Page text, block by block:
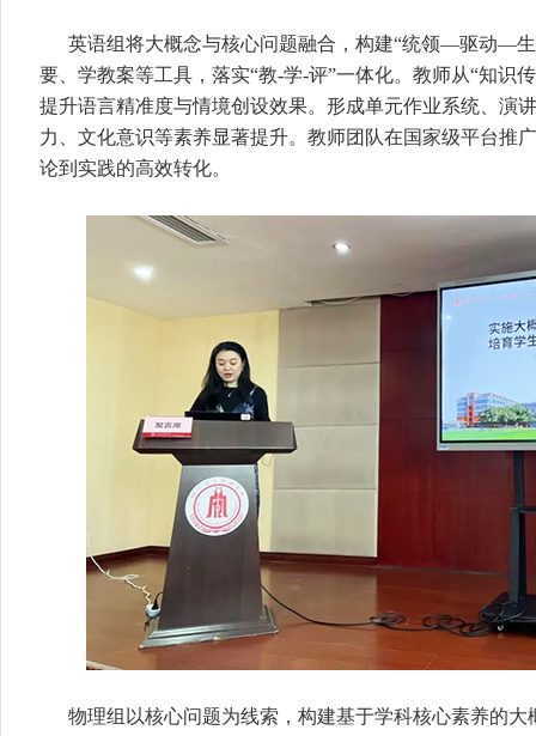
英语组将大概念与核心问题融合，构建“统领—驱动—
要、学教案等工具，落实“教-学-评”一体化。教师从“知识
提升语言精准度与情境创设效果。形成单元作业系统、演
力、文化意识等素养显著提升。教师团队在国家级平台推
论到实践的高效转化。
物理组以核心问题为线索，构建基于学科核心素养的